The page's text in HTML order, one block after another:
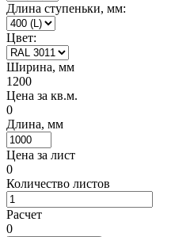
Длина ступеньки, мм:
Цвет:
Ширина, мм
1200
Цена за кв.м.
0
Длина, мм
Цена за лист
0
Количество листов
Расчет
0